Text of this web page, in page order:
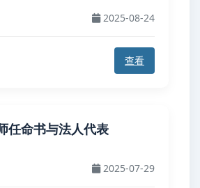
2025-08-24
查看
任命书与法人代表
2025-07-29